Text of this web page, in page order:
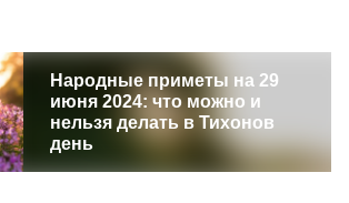
Народные приметы на 29
июня 2024: что можно и
нельзя делать в Тихонов
день